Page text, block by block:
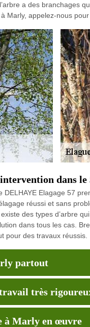
a des branchages
Marly, appelez-nous
dans le
Elagage 57
réussi et sans
des types d’arbre
dans tous les cas.
pour des travaux réussis.
partout
très
à Marly en œuvre